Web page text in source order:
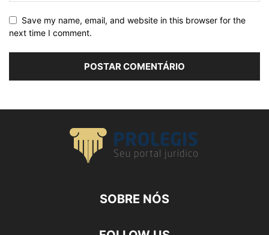
Save my name, email, and website in this browser for the
next time I comment.
SOBRE NÓS